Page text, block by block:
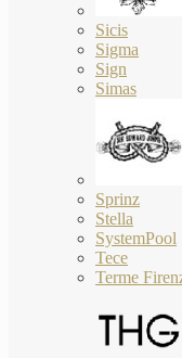
Sicis
Sigma
Sign
Simas
Sprinz
Stella
SystemPool
Tece
Terme